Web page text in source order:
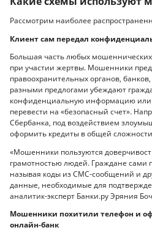
Рассмотрим наиболее
Клиент сам передал
Большая часть любых
при участии жертвы. Мошенники
правоохранительных органов,
разными предлогами убеждают
конфиденциальную информацию или
перевести на «безопасный счет».
Сбербанка, под воздействием
оформить кредиты в общей
«Мошенники пользуются
грамотностью людей. Граждане
называя коды из СМС-сообщений и
данные, необходимые для
аналитик-эксперт Банки.ру Эряния
Мошенники похитили телефон и
онлайн-банк